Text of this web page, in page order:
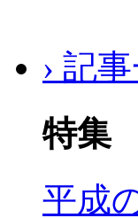
› 記
特集
平成